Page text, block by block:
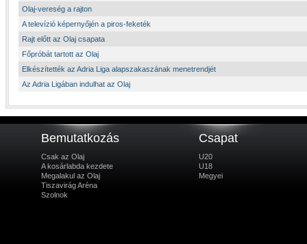
Olaj-vereség a rajton
A televízió képernyőjén a piros-feketék
Rajt előtt az Olaj csapata
Főpróbát tartott az Olaj
Elkészítették az Adria Liga alapszakaszának menetrendjét
Az Adria Ligában indulhat az Olaj
Bemutatkozás
Csak az Olaj
A kosárlabda kezdete
Megalakul az Olaj
Tiszavirág Aréna
Szolnok
Csapat
U20
U18
Megyei